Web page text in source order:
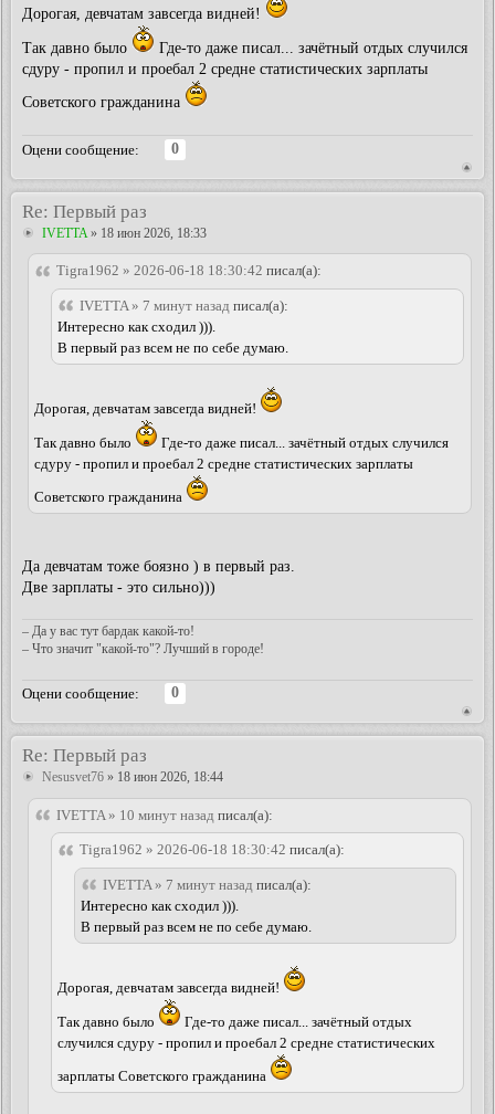
Дорогая, девчатам завсегда видней!
Так давно было
Где-то даже писал... зачётный отдых случился
сдуру - пропил и проебал 2 средне статистических зарплаты
Советского гражданина
Оцени сообщение:
0
Re: Первый раз
IVETTA» 18 июн 2026, 18:33
Tigra1962 » 2026-06-18 18:30:42 писал(а):
IVETTA » 7 минут назад писал(а):
Интересно как сходил ))).
В первый раз всем не по себе думаю.
Дорогая, девчатам завсегда видней!
Так давно было
Где-то даже писал... зачётный отдых случился
сдуру - пропил и проебал 2 средне статистических зарплаты
Советского гражданина
Да девчатам тоже боязно ) в первый раз.
Две зарплаты - это сильно)))
– Да у вас тут бардак какой-то!
– Что значит "какой-то"? Лучший в городе!
Оцени сообщение:
0
Re: Первый раз
Nesusvet76 » 18 июн 2026, 18:44
IVETTA » 10 минут назад писал(а):
Tigra1962 » 2026-06-18 18:30:42 писал(а):
IVETTA » 7 минут назад писал(а):
Интересно как сходил ))).
В первый раз всем не по себе думаю.
Дорогая, девчатам завсегда видней!
Так давно было
Где-то даже писал... зачётный отдых
случился сдуру - пропил и проебал 2 средне статистических
зарплаты Советского гражданина